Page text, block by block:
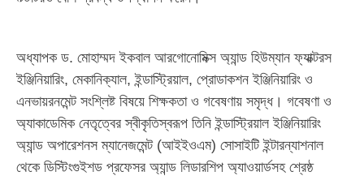
অধ্যাপক ড. মোহাম্মদ ইকবাল আরগোনোমিক্স অ্যান্ড হিউম্যান ফ্যাক্টরস
ইঞ্জিনিয়ারিং, মেকানিক্যাল, ইন্ডাস্ট্রিয়াল, প্রোডাকশন ইঞ্জিনিয়ারিং ও
এনভায়রনমেন্ট সংশ্লিষ্ট বিষয়ে শিক্ষকতা ও গবেষণায় সমৃদ্ধ। গবেষণা ও
অ্যাকাডেমিক নেতৃত্বের স্বীকৃতিস্বরূপ তিনি ইন্ডাস্ট্রিয়াল ইঞ্জিনিয়ারিং
অ্যান্ড অপারেশনস ম্যানেজমেন্ট (আইইওএম) সোসাইটি ইন্টারন্যাশনাল
থেকে ডিস্টিংগুইশড প্রফেসর অ্যান্ড লিডারশিপ অ্যাওয়ার্ডসহ শ্রেষ্ঠ